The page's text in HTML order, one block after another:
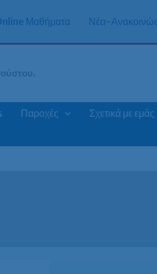
Μαθήματα Νέα-
Παροχές Σχετικά με εμάς